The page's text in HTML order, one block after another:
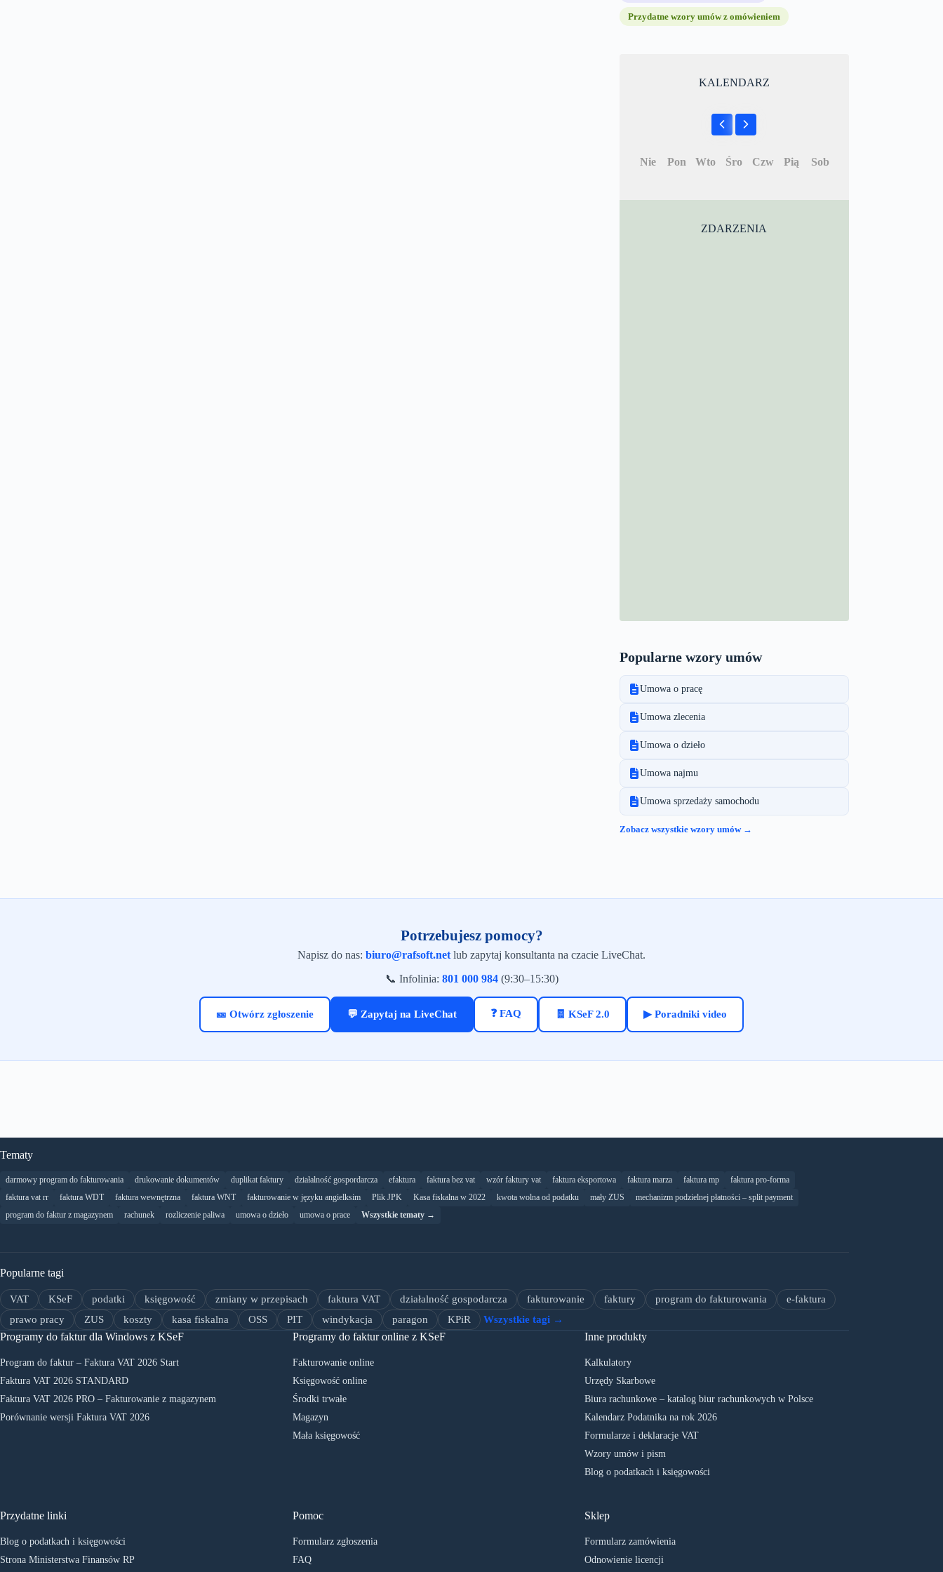
Przydatne wzory umów z omówieniem
KALENDARZ
Nie Pon Wto Śro Czw Pią Sob
ZDARZENIA
Popularne wzory umów
Umowa o pracę
Umowa zlecenia
Umowa o dzieło
Umowa najmu
Umowa sprzedaży samochodu
Zobacz wszystkie wzory umów →
Potrzebujesz pomocy?
Napisz do nas: biuro@rafsoft.net lub zapytaj konsultanta na czacie LiveChat.
📞 Infolinia: 801 000 984(9:30–15:30)
🎫 Otwórz zgłoszenie 💬 Zapytaj na LiveChat ❓ FAQ 🧾 KSeF 2.0 ▶ Poradniki video
Tematy
darmowy program do fakturowania drukowanie dokumentów duplikat faktury działalność gospordarcza efaktura faktura bez vat wzór faktury vat faktura eksportowa faktura marza faktura mp
faktura pro-forma
faktura vat rr
faktura WDT faktura wewnętrzna faktura WNT fakturowanie w języku angielksim Plik JPK Kasa fiskalna w 2022 kwota wolna od podatku mały ZUS
mechanizm podzielnej płatności – split payment
program do faktur z magazynem
rachunek rozliczenie paliwa umowa o dzieło umowa o prace Wszystkie tematy →
Popularne tagi
VAT KSeF podatki księgowość zmiany w przepisach faktura VAT działalność gospodarcza fakturowanie faktury program do fakturowania
e-faktura
prawo pracy
ZUS koszty kasa fiskalna OSS PIT windykacja paragon KPiR Wszystkie tagi →
Programy do faktur dla Windows z KSeF
Program do faktur – Faktura VAT 2026 Start
Faktura VAT 2026 STANDARD
Faktura VAT 2026 PRO – Fakturowanie z magazynem
Porównanie wersji Faktura VAT 2026
Programy do faktur online z KSeF
Fakturowanie online
Księgowość online
Środki trwałe
Magazyn
Mała księgowość
Inne produkty
Kalkulatory
Urzędy Skarbowe
Biura rachunkowe – katalog biur rachunkowych w Polsce
Kalendarz Podatnika na rok 2026
Formularze i deklaracje VAT
Wzory umów i pism
Blog o podatkach i księgowości
Sklep
Formularz zamówienia
Odnowienie licencji
Przydatne linki
Blog o podatkach i księgowości
Strona Ministerstwa Finansów RP
Pomoc
Formularz zgłoszenia
FAQ